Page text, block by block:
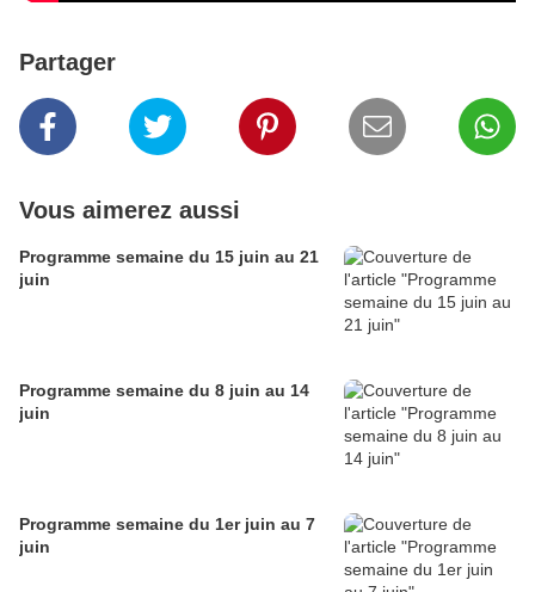
Partager
Vous aimerez aussi
Programme semaine du 15 juin au 21
juin
Programme semaine du 8 juin au 14
juin
Programme semaine du 1er juin au 7
juin